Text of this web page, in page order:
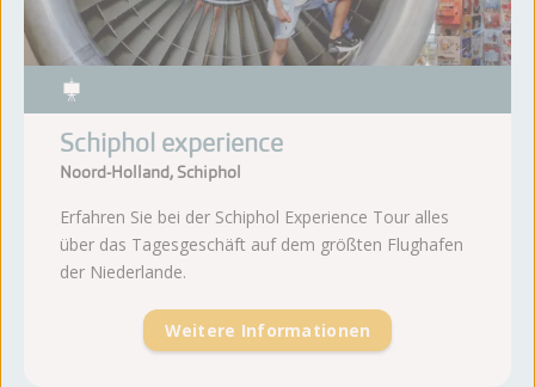
Schiphol experience
Noord-Holland, Schiphol
Erfahren Sie bei der Schiphol Experience Tour alles
über das Tagesgeschäft auf dem größten Flughafen
der Niederlande.
Weitere Informationen